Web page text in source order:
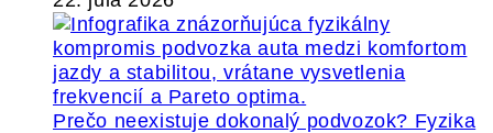
Prečo neexistuje dokonalý podvozok? Fyzika